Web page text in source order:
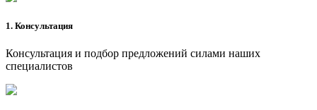
1. Консультация
Консультация и подбор предложений силами наших
специалистов